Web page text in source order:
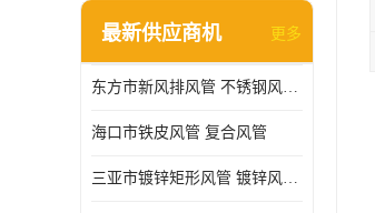
最新供应商机 更多
东方市新风排风管 不锈钢风管加工
海口市铁皮风管 复合风管
三亚市镀锌矩形风管 镀锌风管加工厂